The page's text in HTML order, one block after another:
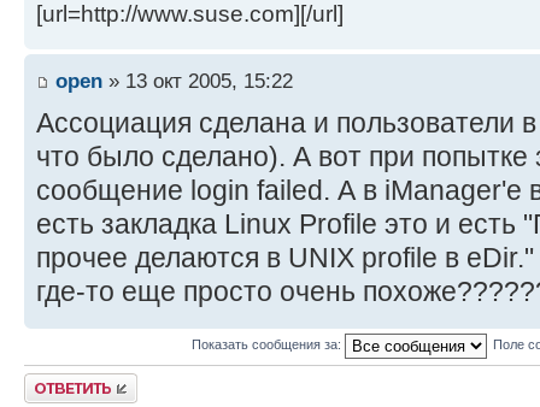
[url=http://www.suse.com][/url]
open » 13 окт 2005, 15:22
Ассоциация сделана и пользователи
что было сделано). А вот при попытке
сообщение login failed. А в iManager'e
есть закладка Linux Profile это и
прочее делаются в UNIX profile в
где-то еще просто очень
Показать сообщения за: Поле
Ответить